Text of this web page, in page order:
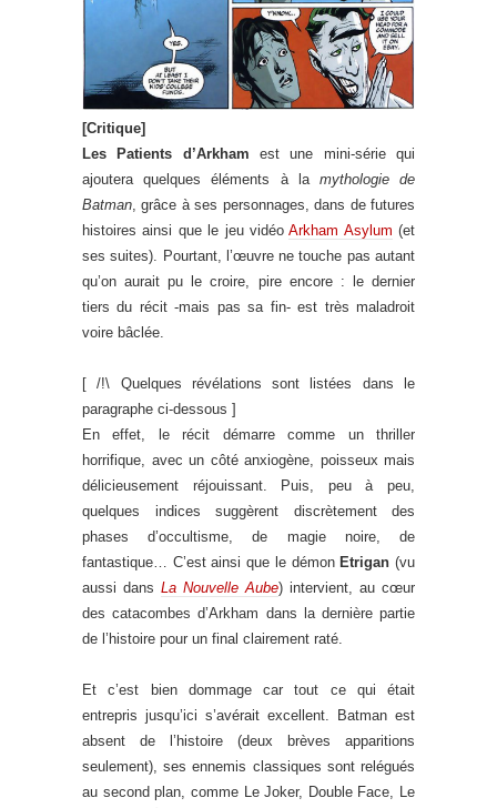
[Critique]
Les Patients d’Arkham est une mini-série qui
ajoutera quelques éléments à la mythologie de
Batman, grâce à ses personnages, dans de futures
histoires ainsi que le jeu vidéoArkham Asylum (et
ses suites). Pourtant, l’œuvre ne touche pas autant
qu’on aurait pu le croire, pire encore : le dernier
tiers du récit -mais pas sa fin- est très maladroit
voire bâclée.
[ /!\ Quelques révélations sont listées dans le
paragraphe ci-dessous ]
En effet, le récit démarre comme un thriller
horrifique, avec un côté anxiogène, poisseux mais
délicieusement réjouissant. Puis, peu à peu,
quelques indices suggèrent discrètement des
phases d’occultisme, de magie noire, de
fantastique… C’est ainsi que le démon Etrigan (vu
aussi dans La Nouvelle Aube) intervient, au cœur
des catacombes d’Arkham dans la dernière partie
de l’histoire pour un final clairement raté.
Et c’est bien dommage car tout ce qui était
entrepris jusqu’ici s’avérait excellent. Batman est
absent de l’histoire (deux brèves apparitions
seulement), ses ennemis classiques sont relégués
au second plan, comme Le Joker, Double Face, Le